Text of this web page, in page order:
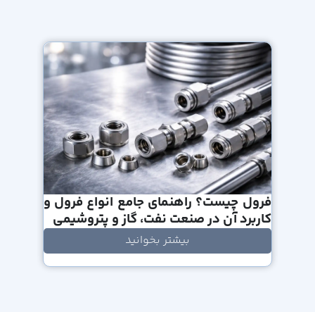
فرول چیست؟ راهنمای جامع انواع فرول و
کاربرد آن در صنعت نفت، گاز و پتروشیمی
بیشتر بخوانید